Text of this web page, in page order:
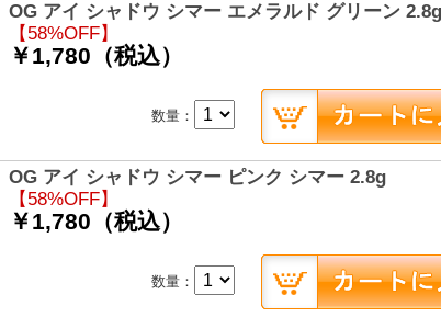
OG アイ シャドウ シマー エメラルド グリーン 2.8g
【58%OFF】
￥1,780（税込）
数量：
OG アイ シャドウ シマー ピンク シマー 2.8g
【58%OFF】
￥1,780（税込）
数量：